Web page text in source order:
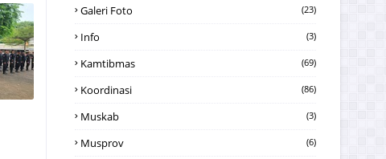
Galeri Foto (23)
Info (3)
Kamtibmas (69)
Koordinasi (86)
Muskab (3)
Musprov (6)